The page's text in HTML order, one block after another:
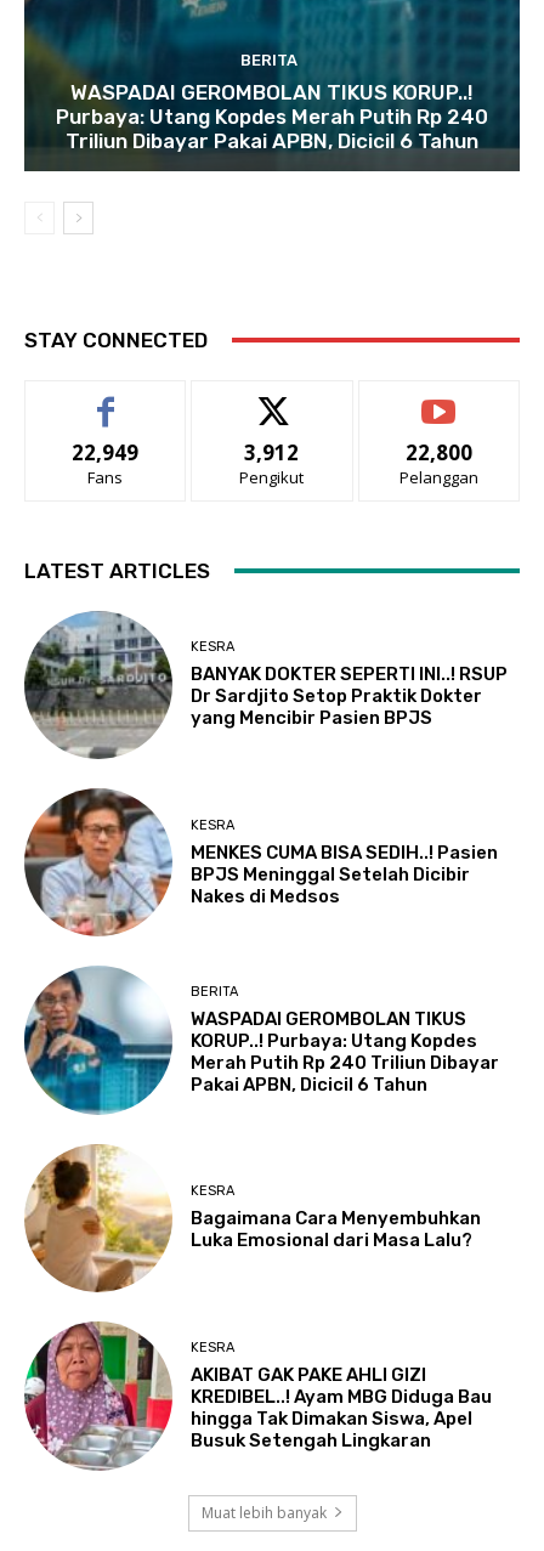
BERITA
WASPADAI GEROMBOLAN TIKUS KORUP..!
Purbaya: Utang Kopdes Merah Putih Rp 240
Triliun Dibayar Pakai APBN, Dicicil 6 Tahun
STAY CONNECTED
22,949
Fans
3,912
Pengikut
22,800
Pelanggan
LATEST ARTICLES
KESRA
BANYAK DOKTER SEPERTI INI..! RSUP
Dr Sardjito Setop Praktik Dokter
yang Mencibir Pasien BPJS
KESRA
MENKES CUMA BISA SEDIH..! Pasien
BPJS Meninggal Setelah Dicibir
Nakes di Medsos
BERITA
WASPADAI GEROMBOLAN TIKUS
KORUP..! Purbaya: Utang Kopdes
Merah Putih Rp 240 Triliun Dibayar
Pakai APBN, Dicicil 6 Tahun
KESRA
Bagaimana Cara Menyembuhkan
Luka Emosional dari Masa Lalu?
KESRA
AKIBAT GAK PAKE AHLI GIZI
KREDIBEL..! Ayam MBG Diduga Bau
hingga Tak Dimakan Siswa, Apel
Busuk Setengah Lingkaran
Muat lebih banyak